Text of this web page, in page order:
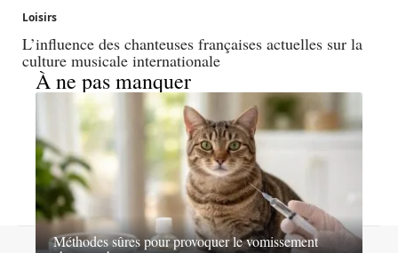
Loisirs
L’influence des chanteuses françaises actuelles sur la
culture musicale internationale
À ne pas manquer
Méthodes sûres pour provoquer le vomissement
Contact Mentions légales Sitemap